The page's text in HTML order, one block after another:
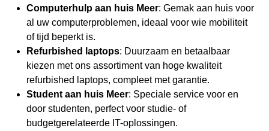
Computerhulp aan huis Meer: Gemak aan huis voor
al uw computerproblemen, ideaal voor wie mobiliteit
of tijd beperkt is.
Refurbished laptops: Duurzaam en betaalbaar
kiezen met ons assortiment van hoge kwaliteit
refurbished laptops, compleet met garantie.
Student aan huis Meer: Speciale service voor en
door studenten, perfect voor studie- of
budgetgerelateerde IT-oplossingen.